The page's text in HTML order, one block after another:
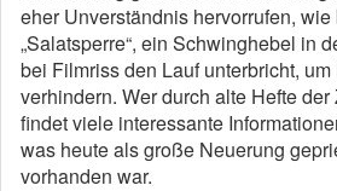
eher Unverständnis hervorrufen,
„Salatsperre“, ein Schwinghebel in
bei Filmriss den Lauf unterbricht,
verhindern. Wer durch alte Hefte der
findet viele interessante
was heute als große Neuerung
vorhanden war.